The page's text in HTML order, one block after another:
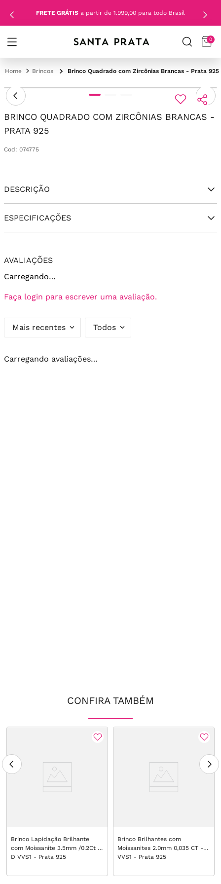
FRETE GRÁTIS a partir de 1.999,00 para todo Brasil
0
Brincos Brinco Quadrado com Zircônias Brancas - Prata 925
BRINCO QUADRADO COM ZIRCÔNIAS BRANCAS -
PRATA 925
Cod : 074775
DESCRIÇÃO
ESPECIFICAÇÕES
AVALIAÇÕES
Carregando…
Faça login para escrever uma avaliação.
Mais recentes Todos
Carregando avaliações…
CONFIRA TAMBÉM
Brinco Lapidação Brilhante
com Moissanite 3.5mm /0.2Ct -
D VVS1 - Prata 925
Brinco Brilhantes com
Moissanites 2.0mm 0,035 CT - D
VVS1 - Prata 925